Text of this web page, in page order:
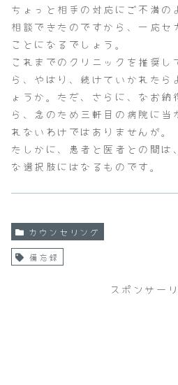
ちょっと相手の対応にご不満の
相談できたのですから、一応セ
ことになるでしょう。
これまでのクリニックを推奨し
ら、やはり、続けていかれたら
ょうか。ただ、さらに、なお納
ら、念のため三軒目の病院に当
れないわけではありませんが。
たしかに、患者と医者との間は
な選択肢にはなるものです。
カウンセリング
備忘録
スポンサー